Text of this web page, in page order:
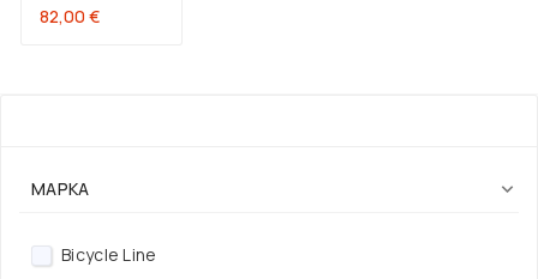
82,00 €
ΜΆΡΚΑ 
Bicycle Line